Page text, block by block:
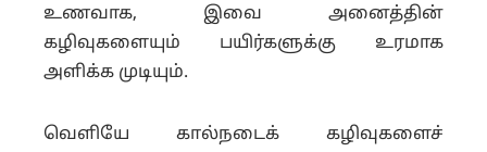
உணவாக, இவை அனைத்தின்
கழிவுகளையும் பயிர்களுக்கு உரமாக
அளிக்க முடியும்.
வெளியே கால்நடைக் கழிவுகளைச்